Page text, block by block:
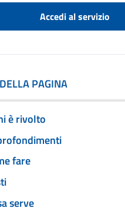
Accedi al servizio
PAGINA
è rivolto
fare
serve